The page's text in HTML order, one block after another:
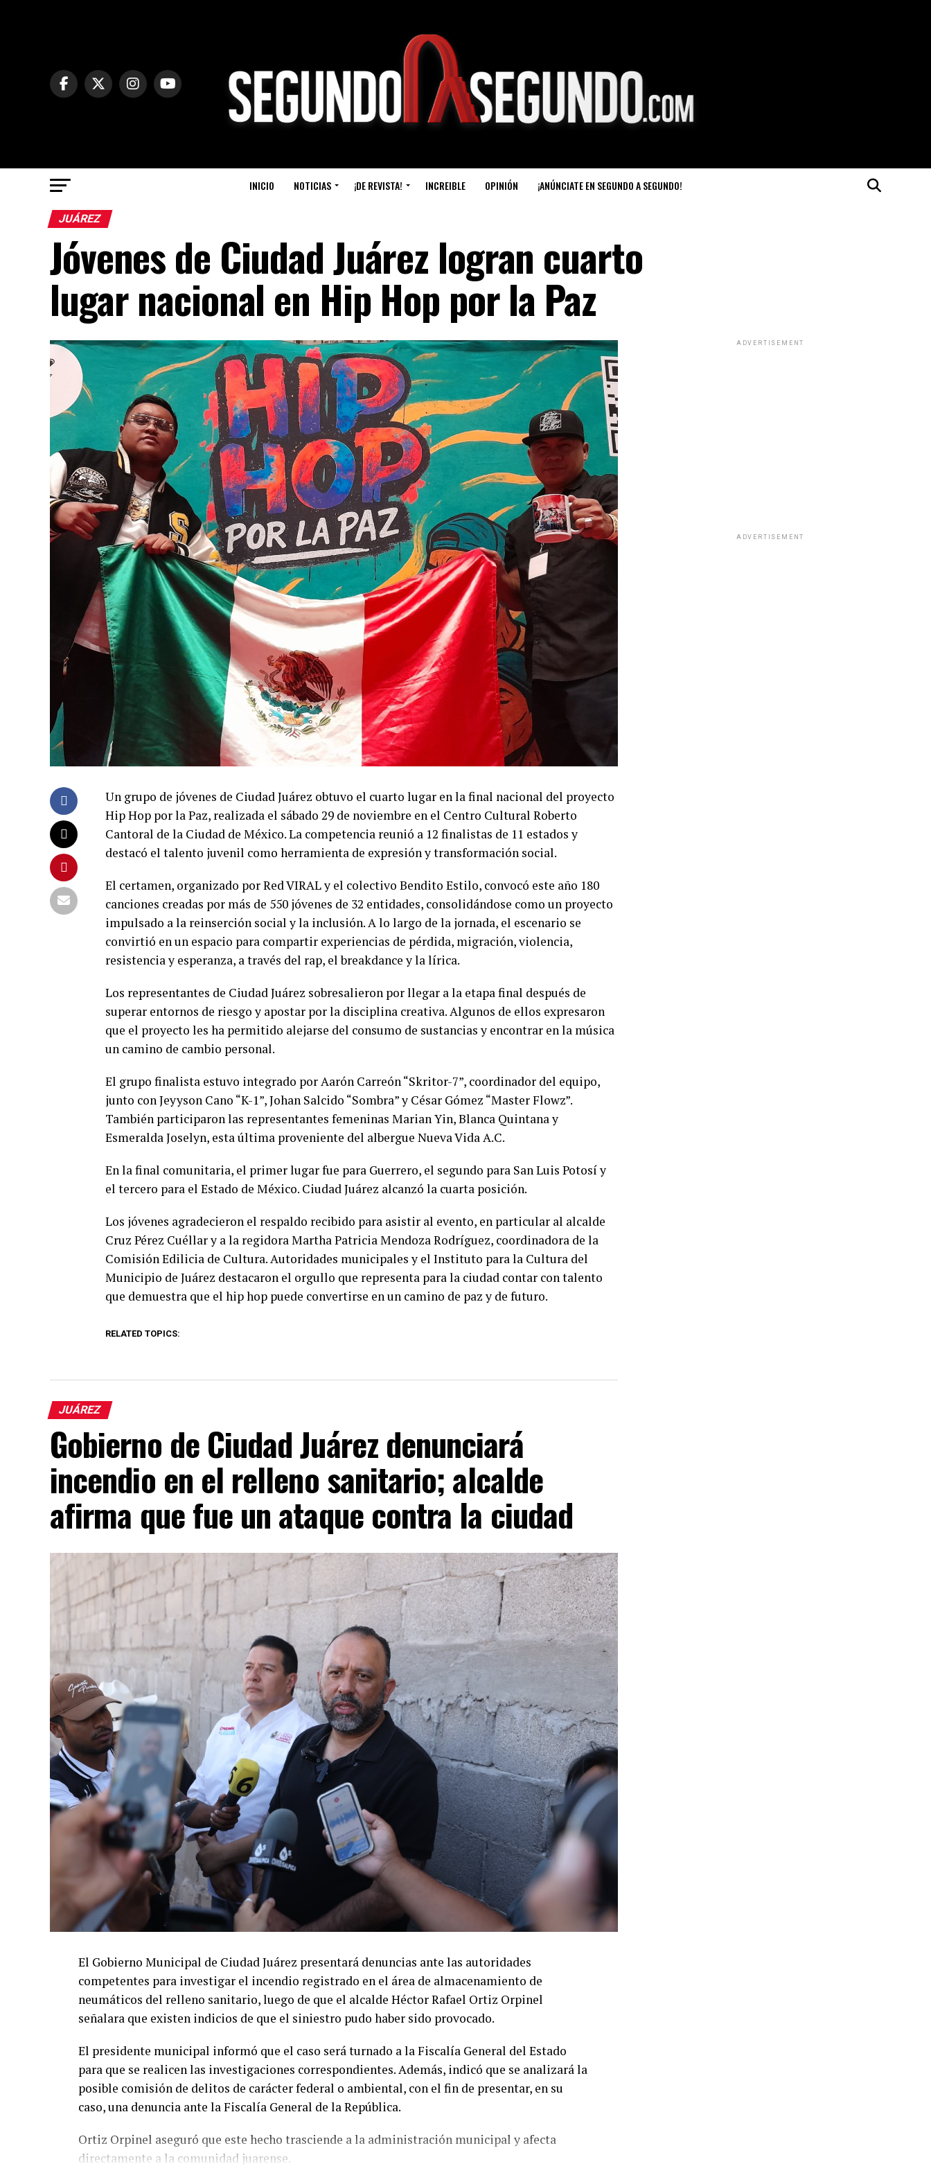
INICIO NOTICIAS ¡DE REVISTA! INCREIBLE OPINIÓN ¡ANÚNCIATE EN SEGUNDO A SEGUNDO!
JUÁREZ
Jóvenes de Ciudad Juárez logran cuarto
lugar nacional en Hip Hop por la Paz
Un grupo de jóvenes de Ciudad Juárez obtuvo el cuarto lugar en la final nacional del proyecto
Hip Hop por la Paz, realizada el sábado 29 de noviembre en el Centro Cultural Roberto
Cantoral de la Ciudad de México. La competencia reunió a 12 finalistas de 11 estados y
destacó el talento juvenil como herramienta de expresión y transformación social.
El certamen, organizado por Red VIRAL y el colectivo Bendito Estilo, convocó este año 180
canciones creadas por más de 550 jóvenes de 32 entidades, consolidándose como un proyecto
impulsado a la reinserción social y la inclusión. A lo largo de la jornada, el escenario se
convirtió en un espacio para compartir experiencias de pérdida, migración, violencia,
resistencia y esperanza, a través del rap, el breakdance y la lírica.
Los representantes de Ciudad Juárez sobresalieron por llegar a la etapa final después de
superar entornos de riesgo y apostar por la disciplina creativa. Algunos de ellos expresaron
que el proyecto les ha permitido alejarse del consumo de sustancias y encontrar en la música
un camino de cambio personal.
El grupo finalista estuvo integrado por Aarón Carreón “Skritor-7”, coordinador del equipo,
junto con Jeyyson Cano “K-1”, Johan Salcido “Sombra” y César Gómez “Master Flowz”.
También participaron las representantes femeninas Marian Yin, Blanca Quintana y
Esmeralda Joselyn, esta última proveniente del albergue Nueva Vida A.C.
En la final comunitaria, el primer lugar fue para Guerrero, el segundo para San Luis Potosí y
el tercero para el Estado de México. Ciudad Juárez alcanzó la cuarta posición.
Los jóvenes agradecieron el respaldo recibido para asistir al evento, en particular al alcalde
Cruz Pérez Cuéllar y a la regidora Martha Patricia Mendoza Rodríguez, coordinadora de la
Comisión Edilicia de Cultura. Autoridades municipales y el Instituto para la Cultura del
Municipio de Juárez destacaron el orgullo que representa para la ciudad contar con talento
que demuestra que el hip hop puede convertirse en un camino de paz y de futuro.
RELATED TOPICS:
JUÁREZ
Gobierno de Ciudad Juárez denunciará
incendio en el relleno sanitario; alcalde
afirma que fue un ataque contra la ciudad
El Gobierno Municipal de Ciudad Juárez presentará denuncias ante las autoridades
competentes para investigar el incendio registrado en el área de almacenamiento de
neumáticos del relleno sanitario, luego de que el alcalde Héctor Rafael Ortiz Orpinel
señalara que existen indicios de que el siniestro pudo haber sido provocado.
El presidente municipal informó que el caso será turnado a la Fiscalía General del Estado
para que se realicen las investigaciones correspondientes. Además, indicó que se analizará la
posible comisión de delitos de carácter federal o ambiental, con el fin de presentar, en su
caso, una denuncia ante la Fiscalía General de la República.
Ortiz Orpinel aseguró que este hecho trasciende a la administración municipal y afecta
directamente a la comunidad juarense.
ADVERTISEMENT
ADVERTISEMENT